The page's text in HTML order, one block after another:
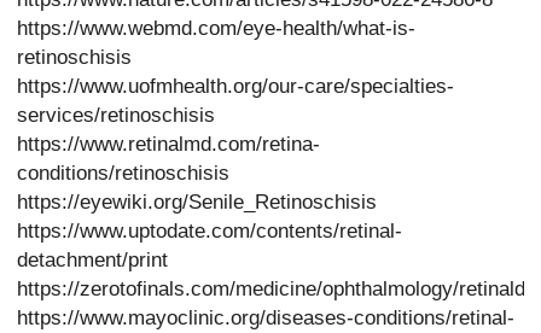
https://www.webmd.com/eye-health/what-is-
retinoschisis
https://www.uofmhealth.org/our-care/specialties-
services/retinoschisis
https://www.retinalmd.com/retina-
conditions/retinoschisis
https://eyewiki.org/Senile_Retinoschisis
https://www.uptodate.com/contents/retinal-
detachment/print
https://zerotofinals.com/medicine/ophthalmology/
https://www.mayoclinic.org/diseases-conditions/retinal-